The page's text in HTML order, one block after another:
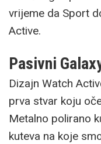
vrijeme da Sport
Active.
Pasivni
Dizajn Watch
prva stvar koju
Metalno polirano
kuteva na koje